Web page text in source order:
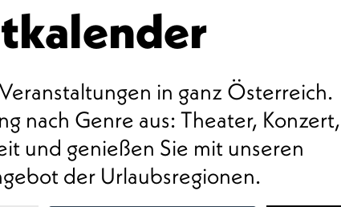
in ganz Österreich.
nach Genre aus: Theater, Konzert,
und genießen Sie mit unseren
der Urlaubsregionen.